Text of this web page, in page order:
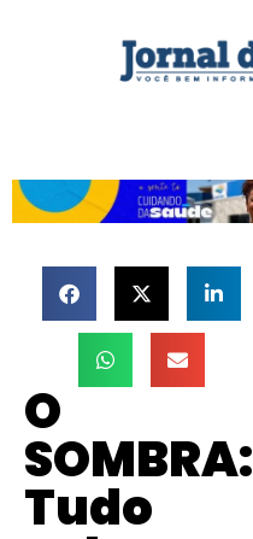
O
SOMBRA:
Tudo